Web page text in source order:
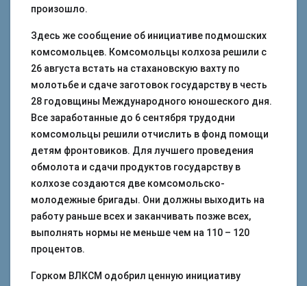
произошло.
Здесь же сообщение об инициативе подмошских
комсомольцев. Комсомольцы колхоза решили с
26 августа встать на стахановскую вахту по
молотьбе и сдаче заготовок государству в честь
28 годовщины Международного юношеского дня.
Все заработанные до 6 сентября трудодни
комсомольцы решили отчислить в фонд помощи
детям фронтовиков. Для лучшего проведения
обмолота и сдачи продуктов государству в
колхозе создаются две комсомольско-
молодежные бригады. Они должны выходить на
работу раньше всех и заканчивать позже всех,
выполнять нормы не меньше чем на 110 – 120
процентов.
Горком ВЛКСМ одобрил ценную инициативу